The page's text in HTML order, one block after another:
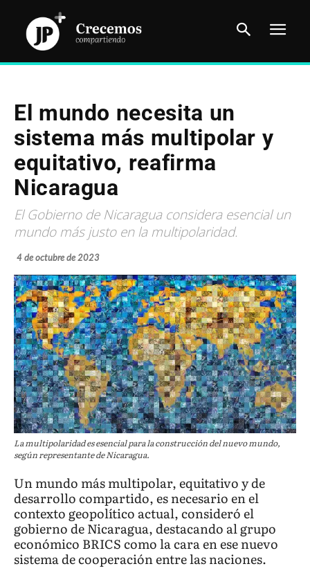
El mundo necesita un
sistema más multipolar y
equitativo, reafirma
Nicaragua
El Gobierno de Nicaragua considera esencial un
mundo más justo en la multipolaridad.
4 de octubre de 2023
La multipolaridad es esencial para la construcción del nuevo mundo,
según representante de Nicaragua.
Un mundo más multipolar, equitativo y de
desarrollo compartido, es necesario en el
contexto geopolítico actual, consideró el
gobierno de Nicaragua, destacando al grupo
económico BRICS como la cara en ese nuevo
sistema de cooperación entre las naciones.